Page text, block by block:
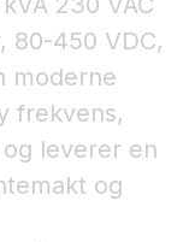
80-450 VDC,
moderne
frekvens,
leverer en
og